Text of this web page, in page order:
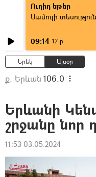
Ուղիղ եթեր
Մամուլի տեսություն
09:14 17 ր
Երեկ Այսօր
ք. Երևան 106.0
Երևանի
շրջանը նոր
11:53 03.05.2024